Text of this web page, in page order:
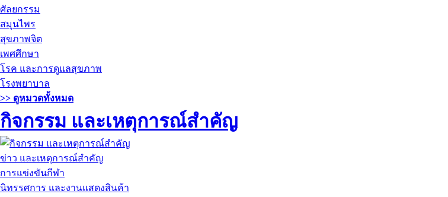
ศัลยกรรม
สมุนไพร
สุขภาพจิต
เพศศึกษา
โรค และการดูแลสุขภาพ
โรงพยาบาล
>> ดูหมวดทั้งหมด
กิจกรรม และเหตุการณ์สำคัญ
ข่าว และเหตุการณ์สำคัญ
การแข่งขันกีฬา
นิทรรศการ และงานแสดงสินค้า